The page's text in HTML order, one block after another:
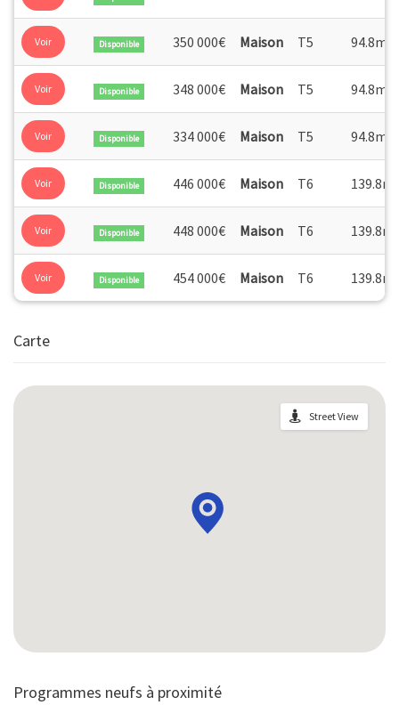
Voir Disponible 350 000€ Maison T5 94.8m
Voir Disponible 348 000€ Maison T5 94.8m
Voir Disponible 334 000€ Maison T5 94.8m
Voir Disponible 446 000€ Maison T6 139.8m
Voir Disponible 448 000€ Maison T6 139.8m
Voir Disponible 454 000€ Maison T6 139.8m
Carte
Street View
Programmes neufs à proximité